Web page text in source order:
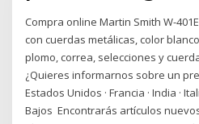
Compra online Martin Smith W-
con cuerdas metálicas, color
plomo, correa, selecciones y
¿Quieres informarnos sobre un
Estados Unidos · Francia · India ·
Bajos Encontrarás artículos